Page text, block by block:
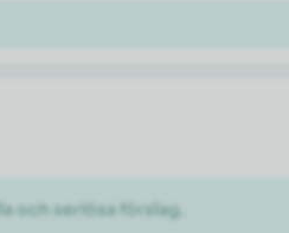
och seriösa förslag.